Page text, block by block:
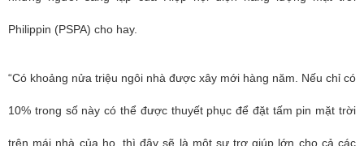
Philippin (PSPA) cho hay.
“Có khoảng nửa triệu ngôi nhà được xây mới hàng năm. Nếu chỉ có
10% trong số này có thể được thuyết phục để đặt tấm pin mặt trời
trên mái nhà của họ, thì đây sẽ là một sự trợ giúp lớn cho cả các